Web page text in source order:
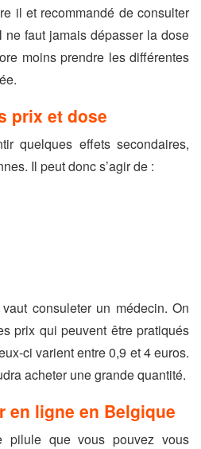
il et recommandé de consulter
ne faut jamais dépasser la dose
moins prendre les différentes
prix et dose
quelques effets secondaires,
Il peut donc s’agir de :
consuleter un médecin. On
prix qui peuvent être pratiqués
ci varient entre 0,9 et 4 euros.
acheter une grande quantité.
en ligne en Belgique
que vous pouvez vous